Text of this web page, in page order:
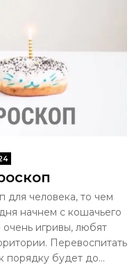
для человека, то чем
начнем с кошачьего
игривы, любят
Перевоспитать
порядку будет до...